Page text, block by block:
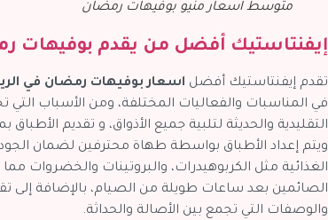
متوسط اسعار منيو بوفيهات رمضان
إيفنتاستيك أفضل من يقدم بوفيهات
تقدم إيفنتاستيك أفضل اسعار بوفيهات رمضان في
في المناسبات والفعاليات المختلفة، ومن الأسباب
التقليدية والحديثة لتلبية جميع الأذواق، و تقديم
ويتم إعداد الأطباق بواسطة طهاة محترفين لضمان
الغذائية مثل الكربوهيدرات، والبروتينات والخضروات
الصائمين بعد ساعات طويلة من الصيام، بالإضافة إلى
والوصفات التي تجمع بين الأصالة والحداثة.